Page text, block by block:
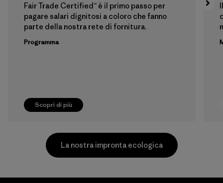
Scopri di più
Fair Trade Certified™ è il primo passo per
pagare salari dignitosi a coloro che fanno
parte della nostra rete di fornitura.
Programma
La nostra impronta ecologica